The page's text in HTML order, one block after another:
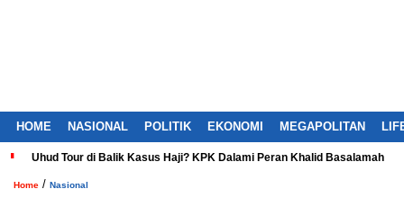
HOME NASIONAL POLITIK EKONOMI MEGAPOLITAN
Uhud Tour di Balik Kasus Haji? KPK Dalami Peran Khalid Basalamah
Home / Nasional